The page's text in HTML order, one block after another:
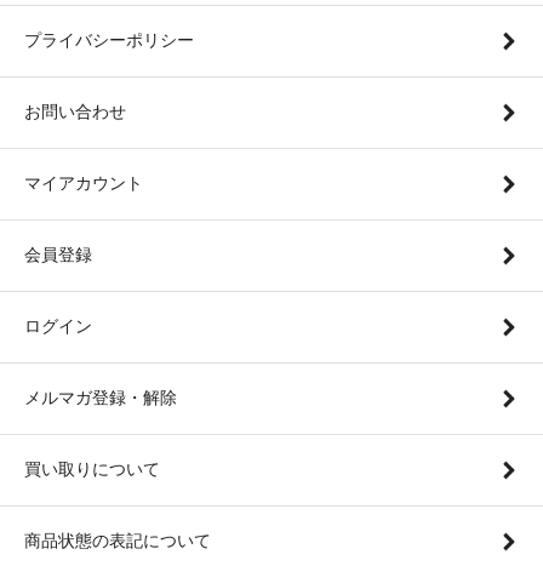
プライバシーポリシー
お問い合わせ
マイアカウント
会員登録
ログイン
メルマガ登録・解除
買い取りについて
商品状態の表記について